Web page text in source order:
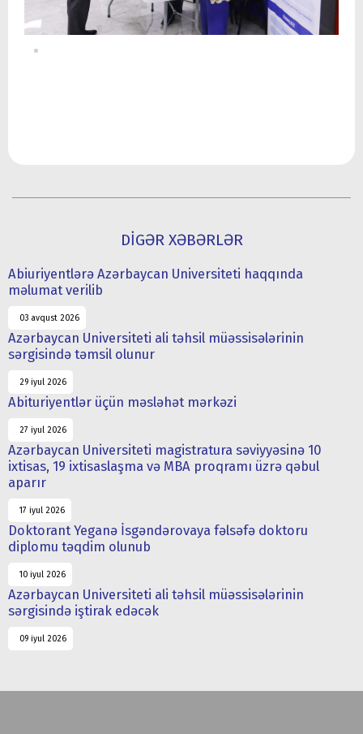
DİGƏR XƏBƏRLƏR
Abiuriyentlərə Azərbaycan Universiteti haqqında
məlumat verilib
03 avqust 2026
Azərbaycan Universiteti ali təhsil müəssisələrinin
sərgisində təmsil olunur
29 iyul 2026
Abituriyentlər üçün məsləhət mərkəzi
27 iyul 2026
Azərbaycan Universiteti magistratura səviyyəsinə 10
ixtisas, 19 ixtisaslaşma və MBA proqramı üzrə qəbul
aparır
17 iyul 2026
Doktorant Yeganə İsgəndərovaya fəlsəfə doktoru
diplomu təqdim olunub
10 iyul 2026
Azərbaycan Universiteti ali təhsil müəssisələrinin
sərgisində iştirak edəcək
09 iyul 2026